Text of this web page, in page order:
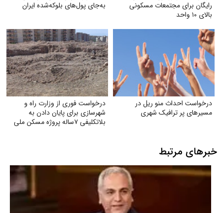
رایگان برای مجتمعات مسکونی
بالای ۱۰ واحد
به‌جای پول‌های بلوکه‌شده ایران
درخواست احداث منو ریل در
مسیرهای پر ترافیک شهری
درخواست فوری از وزارت راه و
شهرسازی برای پایان دادن به
بلاتکلیفی ۷ساله پروژه مسکن ملی
خبرهای مرتبط